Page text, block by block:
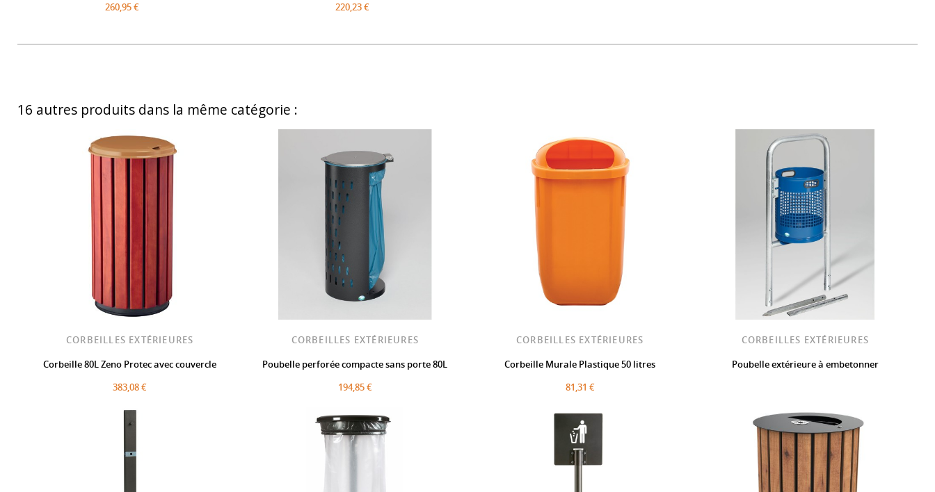
260,95 €
220,23 €
16 autres produits dans la même catégorie :
CORBEILLES EXTÉRIEURES
Corbeille 80L Zeno Protec avec couvercle
383,08 €
CORBEILLES EXTÉRIEURES
Poubelle perforée compacte sans porte 80L
194,85 €
CORBEILLES EXTÉRIEURES
Corbeille Murale Plastique 50 litres
81,31 €
CORBEILLES EXTÉRIEURES
Poubelle extérieure à embetonner